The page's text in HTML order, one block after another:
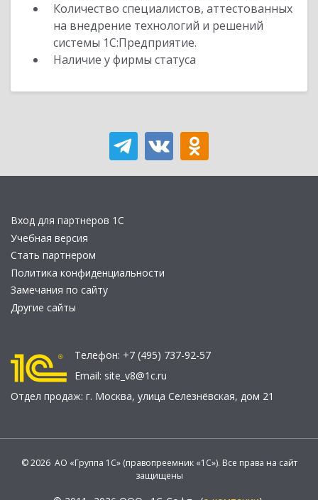
Количество специалистов, аттестованных
на внедрение технологий и решений
системы 1С:Предприятие.
Наличие у фирмы статуса
Вход для партнеров 1С
Учебная версия
Стать партнером
Политика конфиденциальности
Замечания по сайту
Другие сайты
Телефон: +7 (495) 737-92-57
Email: site_v8@1c.ru
Отдел продаж: г. Москва, улица Селезнёвская, дом 21
© 2026 АО «Группа 1С» (правопреемник «1С»). Все права на сайт
защищены